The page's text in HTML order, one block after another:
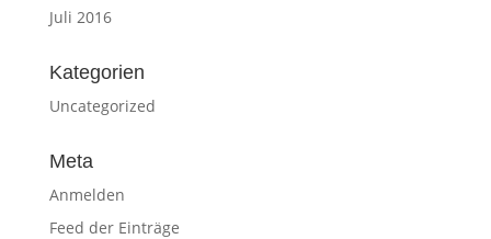
Juli 2016
Kategorien
Uncategorized
Meta
Anmelden
Feed der Einträge